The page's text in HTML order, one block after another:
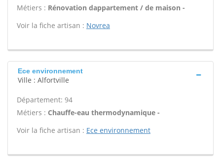
Métiers : Rénovation dappartement / de maison -
Voir la fiche artisan : Novrea
Ece environnement
Ville : Alfortville
Département: 94
Métiers : Chauffe-eau thermodynamique -
Voir la fiche artisan : Ece environnement